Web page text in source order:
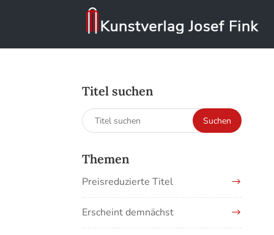
Titel suchen
Suchen
nach:
Suchen
Themen
Preisreduzierte Titel
Erscheint demnächst